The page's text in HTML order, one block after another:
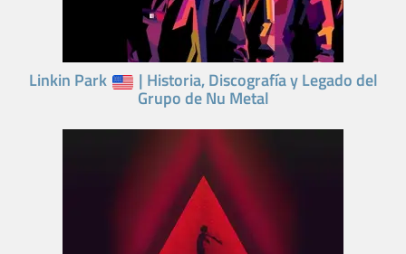
Linkin Park | Historia, Discografía y Legado del
Grupo de Nu Metal